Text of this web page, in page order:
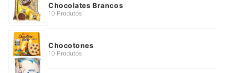
Chocolates Brancos
10 Produtos
Chocotones
10 Produtos